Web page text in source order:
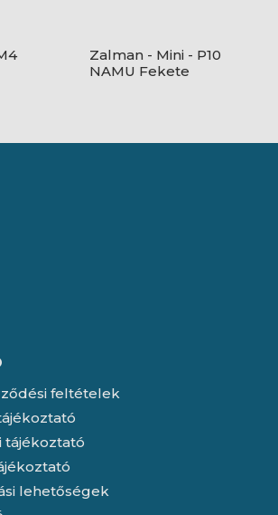
Zalman - Mini - P10
NAMU Fekete
feltételek
tájékoztató
lehetőségek